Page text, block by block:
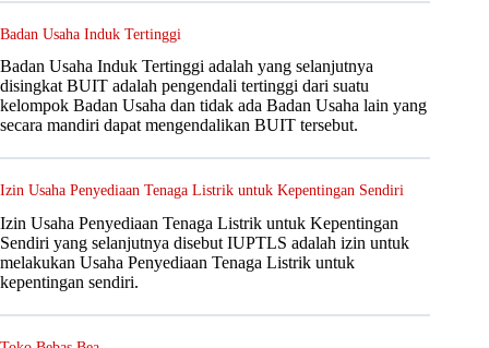
Badan Usaha Induk Tertinggi
Badan Usaha Induk Tertinggi adalah yang selanjutnya
disingkat BUIT adalah pengendali tertinggi dari suatu
kelompok Badan Usaha dan tidak ada Badan Usaha lain yang
secara mandiri dapat mengendalikan BUIT tersebut.
Izin Usaha Penyediaan Tenaga Listrik untuk Kepentingan Sendiri
Izin Usaha Penyediaan Tenaga Listrik untuk Kepentingan
Sendiri yang selanjutnya disebut IUPTLS adalah izin untuk
melakukan Usaha Penyediaan Tenaga Listrik untuk
kepentingan sendiri.